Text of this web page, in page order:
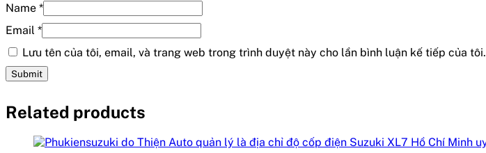
Name *
Email *
Lưu tên của tôi, email, và trang web trong trình duyệt này cho lần bình luận kế tiếp của tôi.
Related products